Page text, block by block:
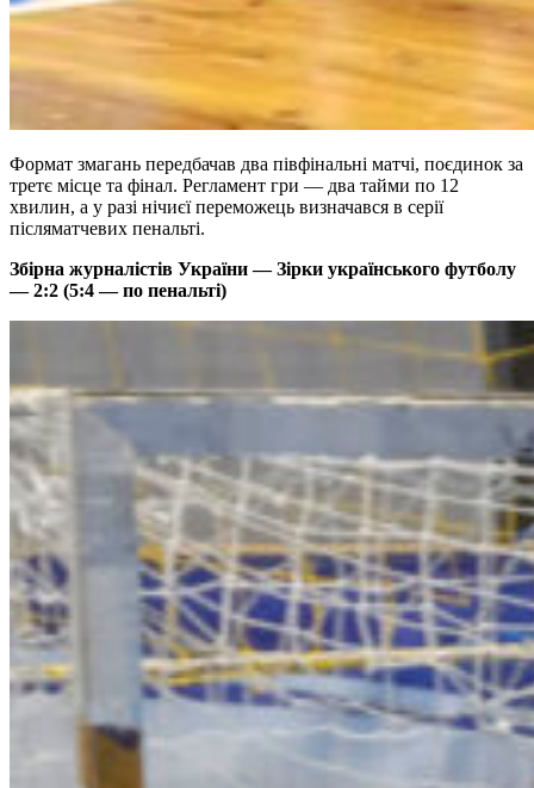
Формат змагань передбачав два півфінальні матчі, поєдинок за
третє місце та фінал. Регламент гри — два тайми по 12
хвилин, а у разі нічиєї переможець визначався в серії
післяматчевих пенальті.
Збірна журналістів України — Зірки українського футболу
— 2:2 (5:4 — по пенальті)